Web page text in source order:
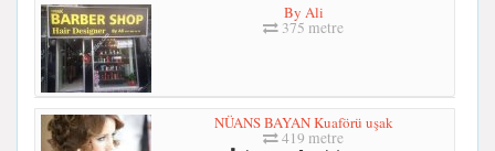
By Ali
375 metre
NÜANS BAYAN Kuaförü uşak
419 metre